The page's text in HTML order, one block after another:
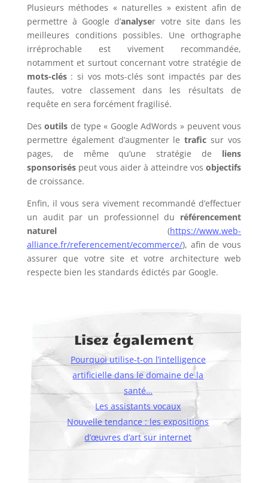
Plusieurs méthodes « naturelles » existent afin de
permettre à Google d’analyser votre site dans les
meilleures conditions possibles. Une orthographe
irréprochable est vivement recommandée,
notamment et surtout concernant votre stratégie de
mots-clés: si vos mots-clés sont impactés par des
fautes, votre classement dans les résultats de
requête en sera forcément fragilisé.
Desoutils de type « Google AdWords » peuvent vous
permettre également d’augmenter letrafic sur vos
pages, de même qu’une stratégie de liens
sponsoriséspeut vous aider à atteindre vosobjectifs
de croissance.
Enfin, il vous sera vivement recommandé d’effectuer
un audit par un professionnel du référencement
naturel(https://www.web-
alliance.fr/referencement/ecommerce/), afin de vous
assurer que votre site et votre architecture web
respecte bien les standards édictés par Google.
Lisez également
Pourquoi utilise-t-on l’intelligence
artificielle dans le domaine de la
santé…
Les assistants vocaux
Nouvelle tendance : les expositions
d’œuvres d’art sur internet